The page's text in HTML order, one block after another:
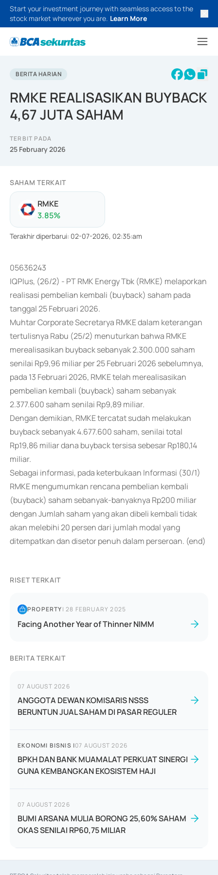
Start your investment journey with seamless access to the
stock market wherever you are. Learn More
BERITA HARIAN
RMKE REALISASIKAN BUYBACK
4,67 JUTA SAHAM
TERBIT PADA
25 February 2026
SAHAM TERKAIT
RMKE
3.85%
Terakhir diperbarui: 02-07-2026, 02:35:am
05636243
IQPlus, (26/2) - PT RMK Energy Tbk (RMKE) melaporkan
realisasi pembelian kembali (buyback) saham pada
tanggal 25 Februari 2026.
Muhtar Corporate Secretarya RMKE dalam keterangan
tertulisnya Rabu (25/2) menuturkan bahwa RMKE
merealisasikan buyback sebanyak 2.300.000 saham
senilai Rp9,96 miliar per 25 Februari 2026 sebelumnya,
pada 13 Februari 2026, RMKE telah merealisasikan
pembelian kembali (buyback) saham sebanyak
2.377.600 saham senilai Rp9,89 miliar.
Dengan demikian, RMKE tercatat sudah melakukan
buyback sebanyak 4.677.600 saham, senilai total
Rp19,86 miliar dana buyback tersisa sebesar Rp180,14
miliar.
Sebagai informasi, pada keterbukaan Informasi (30/1)
RMKE mengumumkan rencana pembelian kembali
(buyback) saham sebanyak-banyaknya Rp200 miliar
dengan Jumlah saham yang akan dibeli kembali tidak
akan melebihi 20 persen dari jumlah modal yang
ditempatkan dan disetor penuh dalam perseroan. (end)
RISET TERKAIT
PROPERTY|28 FEBRUARY 2025
Facing Another Year of Thinner NIMM
BERITA TERKAIT
07 AUGUST 2026
ANGGOTA DEWAN KOMISARIS NSSS
BERUNTUN JUAL SAHAM DI PASAR REGULER
EKONOMI BISNIS |07 AUGUST 2026
BPKH DAN BANK MUAMALAT PERKUAT SINERGI
GUNA KEMBANGKAN EKOSISTEM HAJI
07 AUGUST 2026
BUMI ARSANA MULIA BORONG 25,60% SAHAM
OKAS SENILAI RP60,75 MILIAR